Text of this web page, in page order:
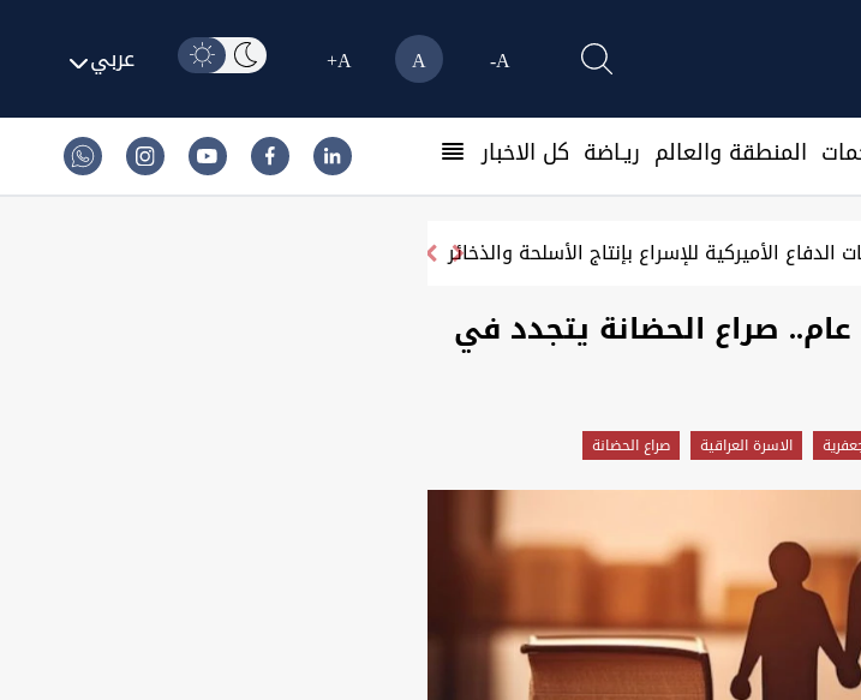
A-
A
A+ عربي
المنطقة والعالم ريـاضة كل الاخبار
النفطية العراقية إلى أميركا متوقفة تماماً
صراع الحضانة يتجدد في
الاسرة العراقية صراع الحضانة